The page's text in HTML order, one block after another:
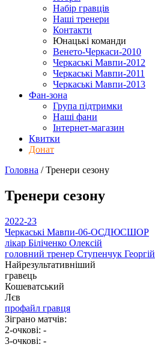
Набір гравців
Наші тренери
Контакти
Юнацькі команди
Венето-Черкаси-2010
Черкаські Мавпи-2012
Черкаські Мавпи-2011
Черкаські Мавпи-2013
Фан-зона
Група підтримки
Наші фани
Інтернет-магазин
Квитки
Донат
Головна /Тренери сезону
Тренери сезону
2022-23
Черкаські Мавпи-06-ОСДЮСШОР
лікар Біліченко Олексій
головний тренер Ступенчук Георгій
Найрезультативніший
гравець
Кошеватський
Лєв
профайл гравця
Зіграно матчів:
2-очкові: -
3-очкові: -